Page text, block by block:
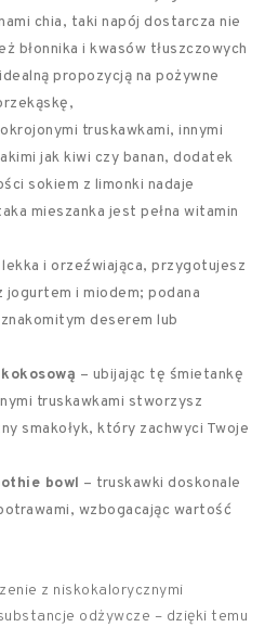
chia, taki napój dostarcza nie
błonnika i kwasów tłuszczowych
propozycją na pożywne
truskawkami, innymi
jak kiwi czy banan, dodatek
sokiem z limonki nadaje
mieszanka jest pełna witamin
lekka i orzeźwiająca, przygotujesz
jogurtem i miodem; podana
deserem lub
– ubijając tę śmietankę
truskawkami stworzysz
smakołyk, który zachwyci Twoje
bowl – truskawki doskonale
wzbogacając wartość
z niskokalorycznymi
odżywcze – dzięki temu